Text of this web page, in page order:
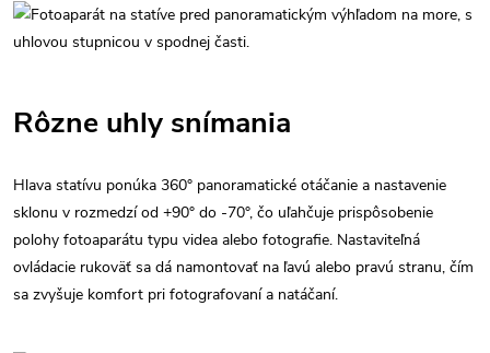
Rôzne uhly snímania
Hlava statívu ponúka 360° panoramatické otáčanie a nastavenie
sklonu v rozmedzí od +90° do -70°, čo uľahčuje prispôsobenie
polohy fotoaparátu typu videa alebo fotografie. Nastaviteľná
ovládacie rukoväť sa dá namontovať na ľavú alebo pravú stranu, čím
sa zvyšuje komfort pri fotografovaní a natáčaní.